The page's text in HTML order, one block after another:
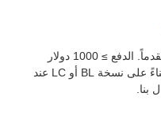
الدفع ≤ 1000 دولار أمريكي: 100٪ مقدماً. الدفع ≥ 1000 دولار
أمريكي: 30٪ T / T مقدماً ، الرصيد بناءً على نسخة BL أو LC عند